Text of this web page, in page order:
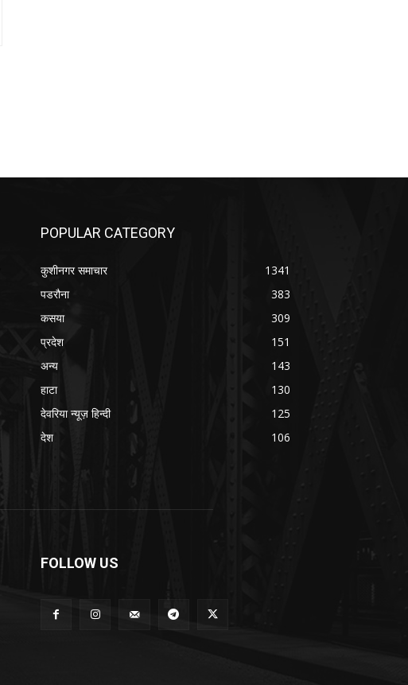
POPULAR CATEGORY
कुशीनगर समाचार
1341
पडरौना
383
कसया
309
प्रदेश
151
अन्य
143
हाटा
130
देवरिया न्यूज़ हिन्दी
125
देश
106
FOLLOW US